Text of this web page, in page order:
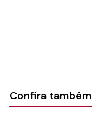
Confira também